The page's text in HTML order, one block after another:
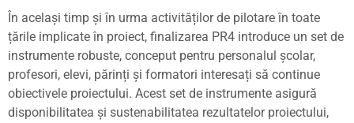
În același timp și în urma activităților de pilotare în toate
țările implicate în proiect, finalizarea PR4 introduce un set de
instrumente robuste, conceput pentru personalul școlar,
profesori, elevi, părinți și formatori interesați să continue
obiectivele proiectului. Acest set de instrumente asigură
disponibilitatea și sustenabilitatea rezultatelor proiectului,